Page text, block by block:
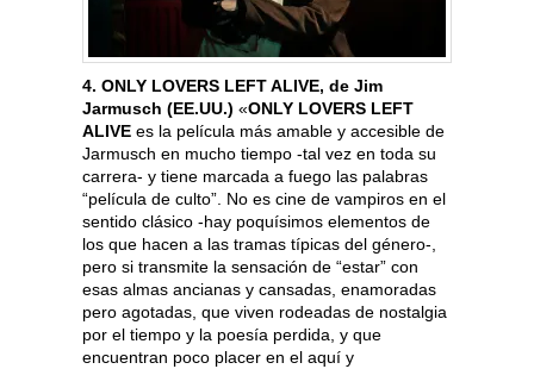
4. ONLY LOVERS LEFT ALIVE, de Jim
Jarmusch (EE.UU.) «ONLY LOVERS LEFT
ALIVE es la película más amable y accesible de
Jarmusch en mucho tiempo -tal vez en toda su
carrera- y tiene marcada a fuego las palabras
“película de culto”. No es cine de vampiros en el
sentido clásico -hay poquísimos elementos de
los que hacen a las tramas típicas del género-,
pero si transmite la sensación de “estar” con
esas almas ancianas y cansadas, enamoradas
pero agotadas, que viven rodeadas de nostalgia
por el tiempo y la poesía perdida, y que
encuentran poco placer en el aquí y